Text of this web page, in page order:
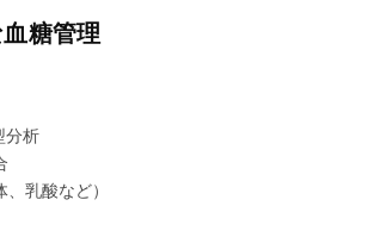
糖管理
分析
乳酸など）